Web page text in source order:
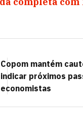
Copom mantém
indicar próximos
economistas